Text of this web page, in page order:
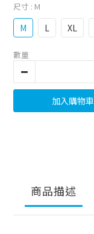
尺寸 : M
M L XL
數量
加入購物車
商品描述